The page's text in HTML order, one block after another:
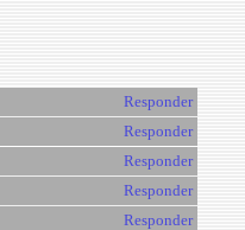
Responder
Responder
Responder
Responder
Responder